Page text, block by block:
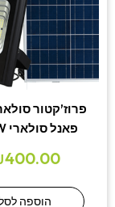
פרוז’קטור
פאנל סולארי 100W
400.00
הוספה